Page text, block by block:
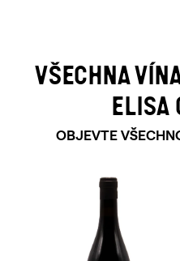
VŠECHNA
ELISA
OBJEVTE